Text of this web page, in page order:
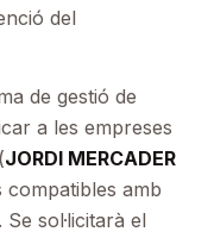
del
de gestió de
a les empreses
JORDI MERCADER
compatibles amb
sol·licitarà el